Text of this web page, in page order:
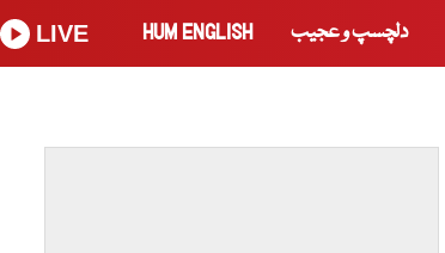
دلچسپ و عجیب HUM ENGLISH
LIVE